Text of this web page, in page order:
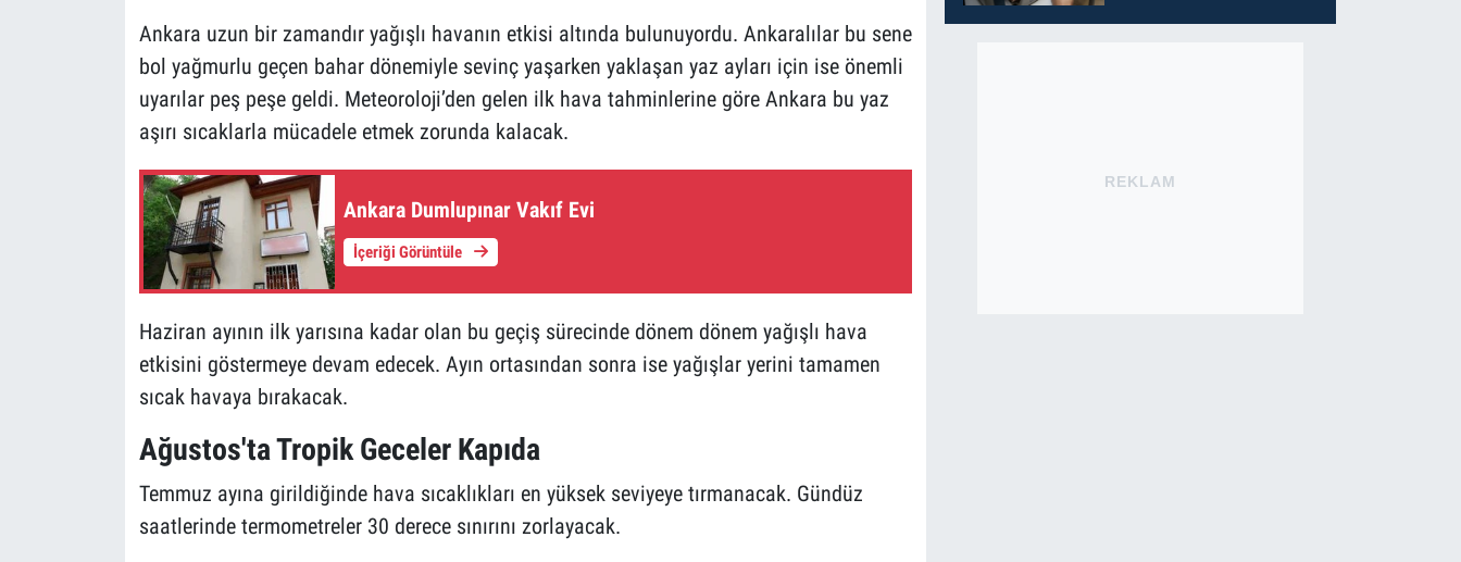
Ankara uzun bir zamandır yağışlı havanın etkisi altında bulunuyordu. Ankaralılar bu sene
bol yağmurlu geçen bahar dönemiyle sevinç yaşarken yaklaşan yaz ayları için ise önemli
uyarılar peş peşe geldi. Meteoroloji’den gelen ilk hava tahminlerine göre Ankara bu yaz
aşırı sıcaklarla mücadele etmek zorunda kalacak.
Ankara Dumlupınar Vakıf Evi
İçeriği Görüntüle
Haziran ayının ilk yarısına kadar olan bu geçiş sürecinde dönem dönem yağışlı hava
etkisini göstermeye devam edecek. Ayın ortasından sonra ise yağışlar yerini tamamen
sıcak havaya bırakacak.
Ağustos'ta Tropik Geceler Kapıda
Temmuz ayına girildiğinde hava sıcaklıkları en yüksek seviyeye tırmanacak. Gündüz
saatlerinde termometreler 30 derece sınırını zorlayacak.
REKLAM